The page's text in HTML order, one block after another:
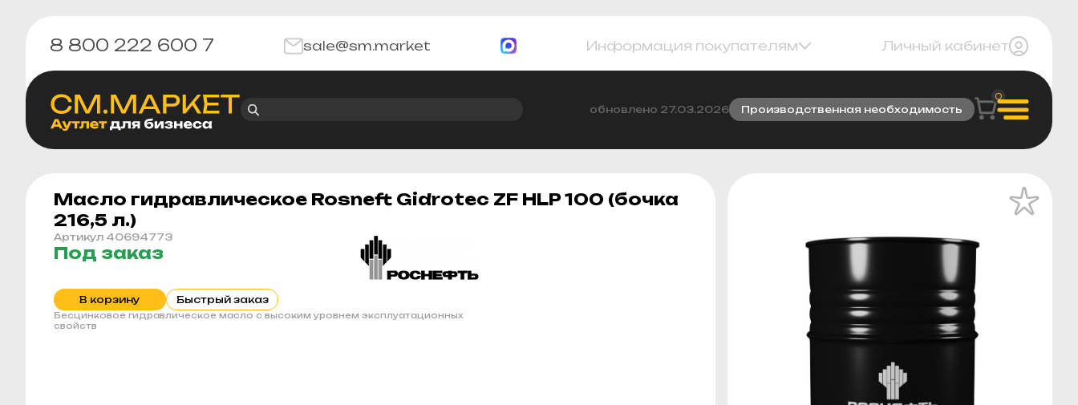
8 800 222 600 7 sale@sm.market Информация покупателям Личный кабинет
обновлено 27.03.2026 Производственная необходимость
0
Масло гидравлическое Rosneft Gidrotec ZF HLP 100 (бочка
216,5 л.)
Артикул 40694773
Под заказ
В корзину Быстрый заказ
Бесцинковое гидравлическое масло c высоким уровнем эксплуатационных
свойств